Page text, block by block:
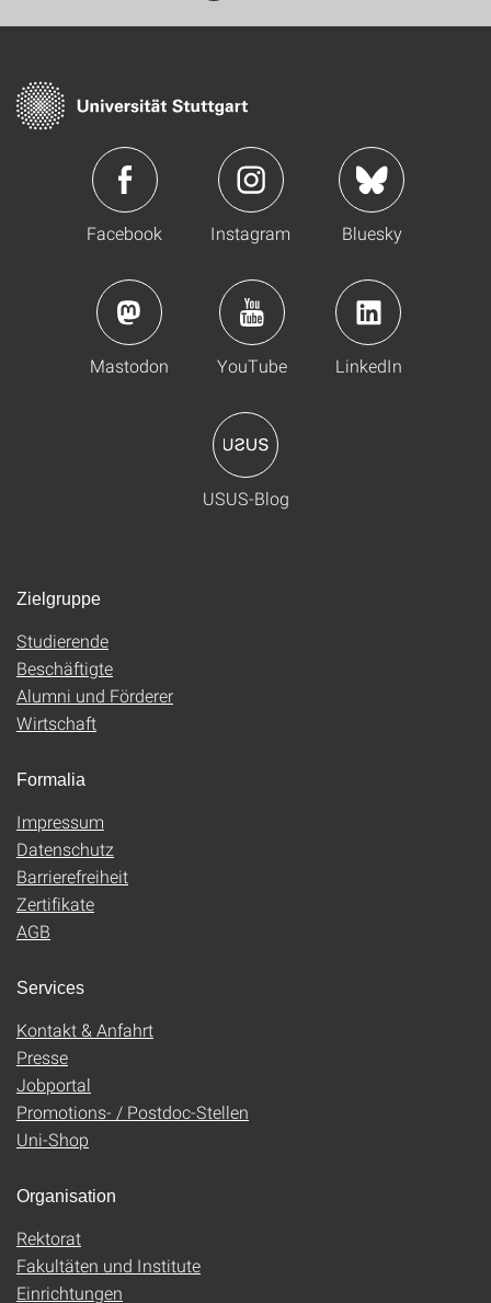
Facebook Instagram Bluesky
Mastodon YouTube LinkedIn
USUS-Blog
Zielgruppe
Studierende
Beschäftigte
Alumni und Förderer
Wirtschaft
Formalia
Impressum
Datenschutz
Barrierefreiheit
Zertifikate
AGB
Services
Kontakt & Anfahrt
Presse
Jobportal
Promotions- / Postdoc-Stellen
Uni-Shop
Organisation
Rektorat
Fakultäten und Institute
Einrichtungen